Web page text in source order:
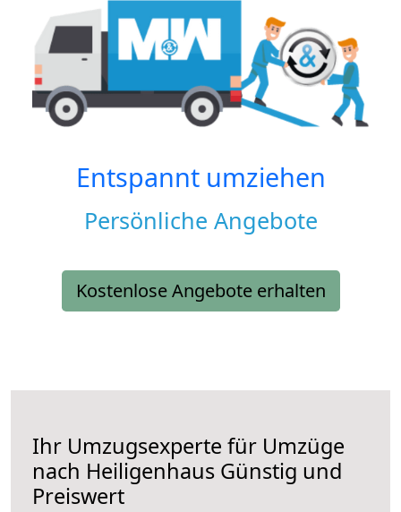
Entspannt umziehen
Persönliche Angebote
Kostenlose Angebote erhalten
Ihr Umzugsexperte für Umzüge
nach Heiligenhaus Günstig und
Preiswert